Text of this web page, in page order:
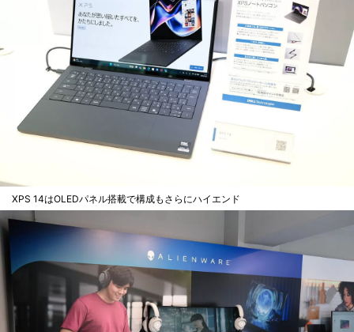
XPS 14はOLEDパネル搭載で構成もさらにハイエンド